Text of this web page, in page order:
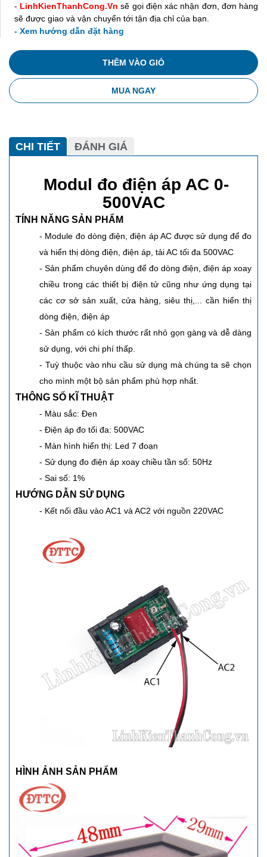
- LinhKienThanhCong.Vn sẽ gọi điện xác nhận đơn, đơn hàng
sẽ được giao và vận chuyển tới tận địa chỉ của bạn.
- Xem hướng dẫn đặt hàng
THÊM VÀO GIỎ
MUA NGAY
CHI TIẾT ĐÁNH GIÁ
Modul đo điện áp AC 0-
500VAC
TÍNH NĂNG SẢN PHẨM
- Module đo dòng điện, điện áp AC được sử dụng để đo
và hiển thị dòng điện, điện áp, tải AC tối đa 500VAC
- Sản phẩm chuyên dùng để đo dòng điện, điện áp xoay
chiều trong các thiết bị điện tử cũng như ứng dụng tại
các cơ sở sản xuất, cửa hàng, siêu thị,... cần hiển thị
dòng điện, điện áp
- Sản phẩm có kích thước rất nhỏ gọn gàng và dễ dàng
sử dụng, với chi phí thấp.
- Tuỳ thuộc vào nhu cầu sử dụng mà chúng ta sẽ chọn
cho mình một bộ sản phẩm phù hợp nhất.
THÔNG SỐ KĨ THUẬT
- Màu sắc: Đen
- Điện áp đo tối đa: 500VAC
- Màn hình hiển thị: Led 7 đoạn
- Sử dụng đo điện áp xoay chiều tần số: 50Hz
- Sai số: 1%
HƯỚNG DẪN SỬ DỤNG
- Kết nối đầu vào AC1 và AC2 với nguồn 220VAC
HÌNH ẢNH SẢN PHẨM